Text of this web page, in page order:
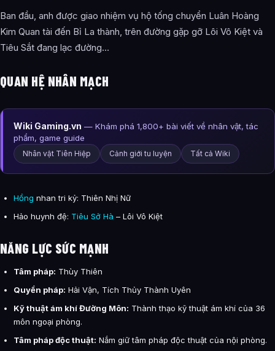
Ban đầu, anh được giao nhiệm vụ hộ tống chuyển Luân Hoàng
Kim Quan tài đến Bỉ La thành, trên đường gặp gỡ Lôi Vô Kiệt và
Tiêu Sắt đang lạc đường…
QUAN HỆ NHÂN MẠCH
Wiki Gaming.vn — Khám phá 1,800+ bài viết về nhân vật, tác
phẩm, game guide
Nhân vật Tiên Hiệp Cảnh giới tu luyện Tất cả Wiki
Hồng nhan tri kỷ: Thiên Nhị Nữ
Hảo huynh đệ: Tiêu Sở Hà – Lôi Vô Kiệt
NĂNG LỰC SỨC MẠNH
Tâm pháp: Thùy Thiên
Quyền pháp: Hải Vận, Tích Thủy Thành Uyên
Kỹ thuật ám khí Đường Môn: Thành thạo kỹ thuật ám khí của 36
môn ngoại phòng.
Tâm pháp độc thuật: Nắm giữ tâm pháp độc thuật của nội phòng.